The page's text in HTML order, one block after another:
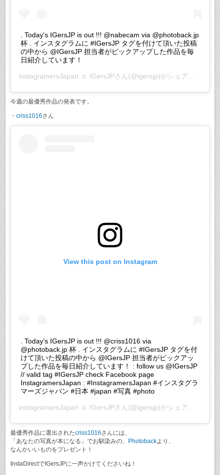
. Today's IGersJP is out !!! @nabecam via @photoback.jp
杯 . インスタグラムに #IGersJP タグを付けて頂いた投稿
の中から @IGersJP 担当者がピックアップした作品を毎
日紹介しています！
instagramersJapan ☺︎ IGersJPさん(@igersjp)がシェアした投稿 –
今週の最優秀作品の発表です。
・ criss1016さん
View this post on Instagram
. Today's IGersJP is out !!! @criss1016 via
@photoback.jp 杯 . インスタグラムに #IGersJP タグを付
けて頂いた投稿の中から @IGersJP 担当者がピックアッ
プした作品を毎日紹介しています！ : follow us @IGersJP
// valid tag #IGersJP check Facebook page
InstagramersJapan : #InstagramersJapan #インスタグラ
マーズジャパン #日本 #japan #写真 #photo
instagramersJapan ☺︎ IGersJPさん(@igersjp)がシェアした投稿 –
最優秀作品に選出されたcriss1016さんには、
「あなたの写真が本になる」でお馴染みの、 Photobackより、
なんかいいものをプレゼント！
InstaDirectでIGersJPに一声かけてくださいね！